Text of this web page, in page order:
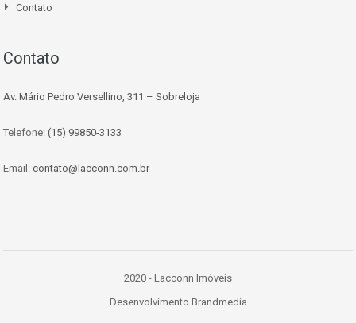
Contato
Contato
Av. Mário Pedro Versellino, 311 – Sobreloja
Telefone: (15) 99850-3133
Email: contato@lacconn.com.br
2020 - Lacconn Imóveis
Desenvolvimento Brandmedia